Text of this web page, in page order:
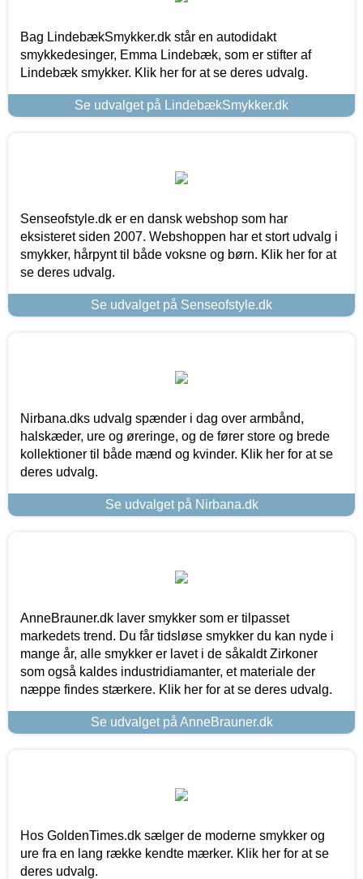
Bag LindebækSmykker.dk står en autodidakt
smykkedesinger, Emma Lindebæk, som er stifter af
Lindebæk smykker. Klik her for at se deres udvalg.
Se udvalget på LindebækSmykker.dk
Senseofstyle.dk er en dansk webshop som har
eksisteret siden 2007. Webshoppen har et stort udvalg i
smykker, hårpynt til både voksne og børn. Klik her for at
se deres udvalg.
Se udvalget på Senseofstyle.dk
Nirbana.dks udvalg spænder i dag over armbånd,
halskæder, ure og øreringe, og de fører store og brede
kollektioner til både mænd og kvinder. Klik her for at se
deres udvalg.
Se udvalget på Nirbana.dk
AnneBrauner.dk laver smykker som er tilpasset
markedets trend. Du får tidsløse smykker du kan nyde i
mange år, alle smykker er lavet i de såkaldt Zirkoner
som også kaldes industridiamanter, et materiale der
næppe findes stærkere. Klik her for at se deres udvalg.
Se udvalget på AnneBrauner.dk
Hos GoldenTimes.dk sælger de moderne smykker og
ure fra en lang række kendte mærker. Klik her for at se
deres udvalg.